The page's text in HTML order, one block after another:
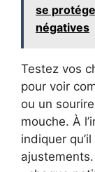
se
négatives
Testez vos
pour voir
ou un
mouche. À
indiquer